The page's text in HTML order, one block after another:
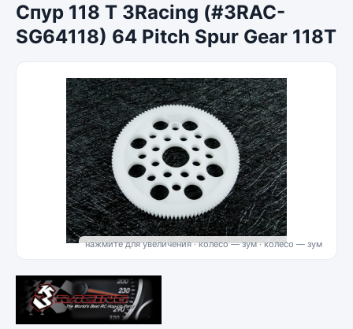
Спур 118 T 3Racing (#3RAC-
SG64118) 64 Pitch Spur Gear 118T
нажмите для увеличения · колесо — зум